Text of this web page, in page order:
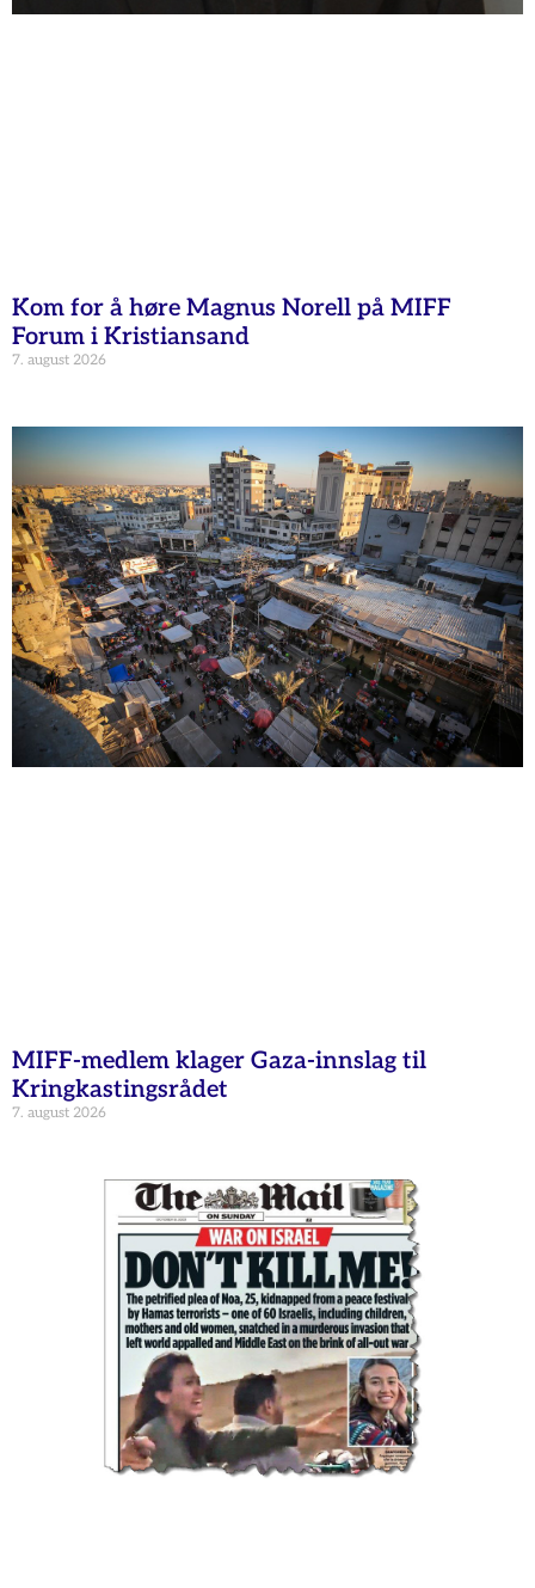
Kom for å høre Magnus Norell på MIFF
Forum i Kristiansand
7. august 2026
MIFF-medlem klager Gaza-innslag til
Kringkastingsrådet
7. august 2026